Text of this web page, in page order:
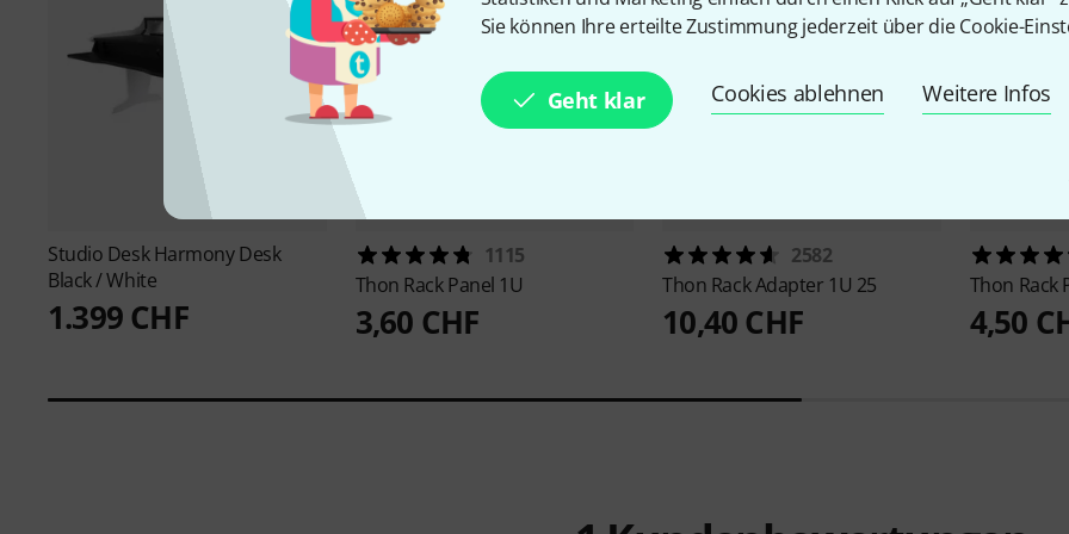
Sie können Ihre erteilte Zustimmung jederzeit über die Cookie-
Geht klar Cookies ablehnen Weitere Infos
Studio DeskHarmony Desk
Black / White
1.399 CHF
1115
Thon Rack Panel 1U
3,60 CHF
2582
Thon Rack Adapter 1U 25
10,40 CHF
Thon Rack
4,50